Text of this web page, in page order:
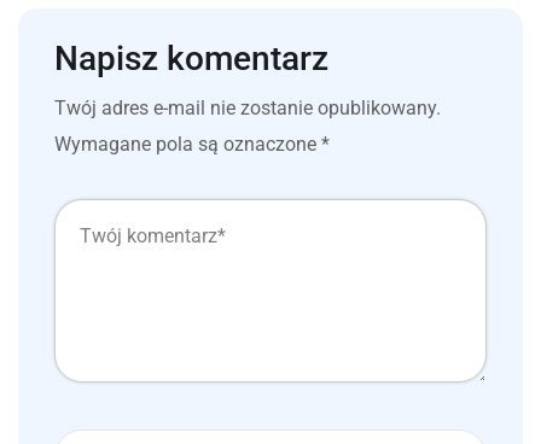
Napisz komentarz
Twój adres e-mail nie zostanie opublikowany.
Wymagane pola są oznaczone *